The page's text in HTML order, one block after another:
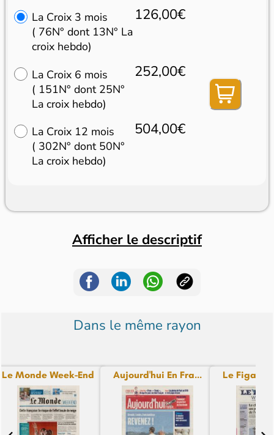
La Croix 3 mois
( 76N° dont 13N° La
croix hebdo)
126,00€
La Croix 6 mois
( 151N° dont 25N°
La croix hebdo)
252,00€
La Croix 12 mois
( 302N° dont 50N°
La croix hebdo)
504,00€
Afficher le descriptif
Dans le même rayon
Le Monde Week-End Aujourd'hui En Fra... Le Figaro